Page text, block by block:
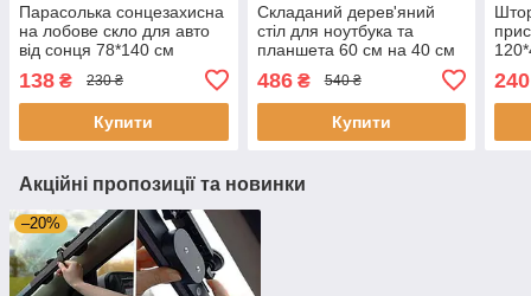
Парасолька сонцезахисна
на лобове скло для авто
від сонця 78*140 см
Сонцезахисна складана
шторка для машини
138 ₴ 230 ₴
Купити
Складаний дерев'яний
стіл для ноутбука та
планшета 60 см на 40 см
486₴ 540 ₴
Купити
240
Акційні пропозиції та новинки
–20%